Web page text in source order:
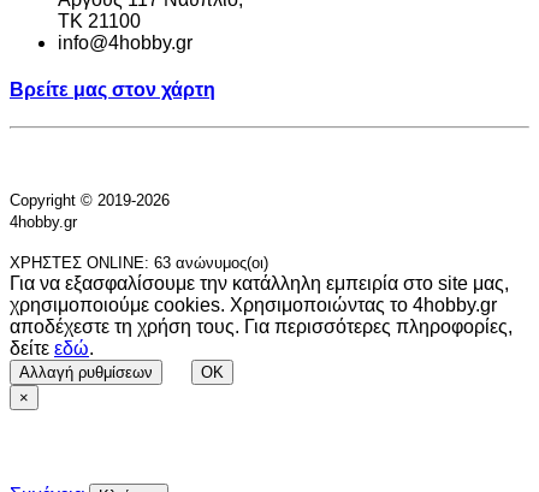
TK 21100
info@4hobby.gr
Βρείτε μας στον χάρτη
Copyright © 2019-2026
4hobby.gr
ΧΡΗΣΤΕΣ ONLINE: 63 ανώνυμος(οι)
Για να εξασφαλίσουμε την κατάλληλη εμπειρία στο site μας,
χρησιμοποιούμε cookies. Χρησιμοποιώντας το 4hobby.gr
αποδέχεστε τη χρήση τους. Για περισσότερες πληροφορίες,
δείτε εδώ.
Αλλαγή ρυθμίσεων
OK
×